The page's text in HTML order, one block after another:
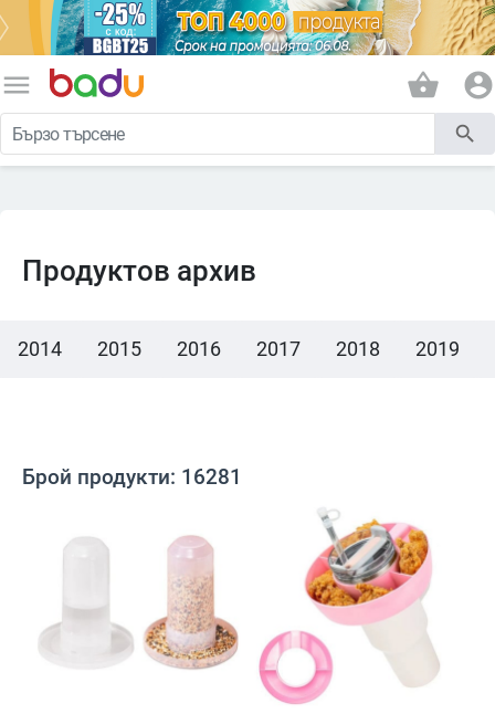
menu shopping_basket account_circle
search
Продуктов архив
2014 2015 2016 2017 2018 2019
Брой продукти: 16281